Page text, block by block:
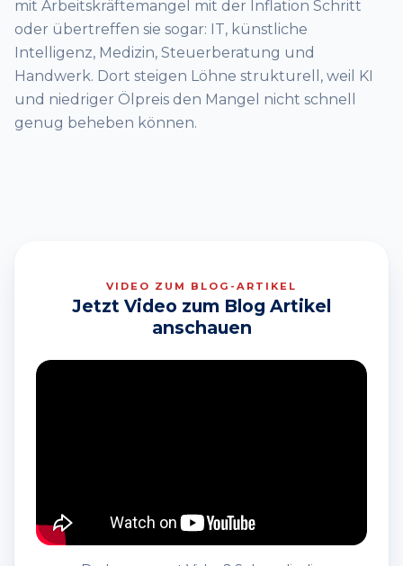
mit Arbeitskräftemangel mit der Inflation Schritt
oder übertreffen sie sogar: IT, künstliche
Intelligenz, Medizin, Steuerberatung und
Handwerk. Dort steigen Löhne strukturell, weil KI
und niedriger Ölpreis den Mangel nicht schnell
genug beheben können.
VIDEO ZUM BLOG-ARTIKEL
Jetzt Video zum Blog Artikel
anschauen